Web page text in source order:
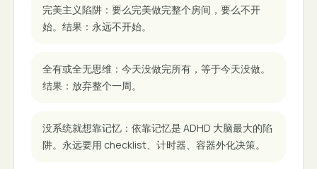
完美主义陷阱：要么完美做完整个房间，要么不开
始。结果：永远不开始。
全有或全无思维：今天没做完所有，等于今天没做。
结果：放弃整个一周。
没系统就想靠记忆：依靠记忆是 ADHD 大脑最大的陷
阱。永远要用 checklist、计时器、容器外化决策。